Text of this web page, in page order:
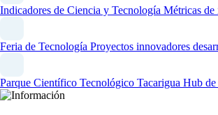
Indicadores de Ciencia y Tecnología Métricas de
Feria de Tecnología Proyectos innovadores
Parque Científico Tecnológico Tacarigua Hub de